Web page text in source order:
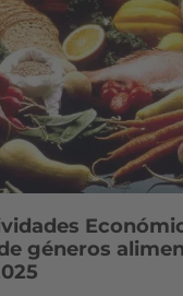
géneros